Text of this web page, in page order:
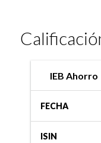
IEB Ahorro
FECHA
ISIN